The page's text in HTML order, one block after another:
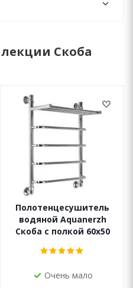
Скоба
Полотенцесушитель
водяной Aquanerzh
Скоба с полкой 60х50
Очень мало